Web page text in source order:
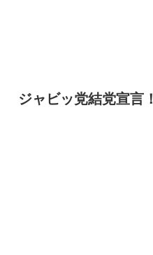
ジャビッ党結党宣言！